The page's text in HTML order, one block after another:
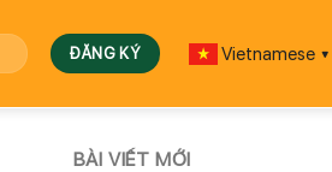
Vietnamese ▼
BÀI VIẾT MỚI